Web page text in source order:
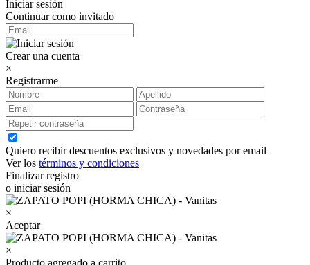
Iniciar sesión
Continuar como invitado
Crear una cuenta
×
Registrarme
Quiero recibir descuentos exclusivos y novedades por email
Ver los términos y condiciones
Finalizar registro
o iniciar sesión
×
Aceptar
×
Producto agregado a carrito